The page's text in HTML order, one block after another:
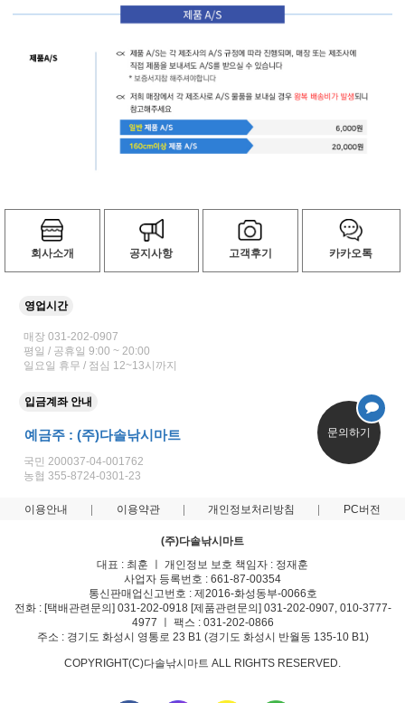
회사소개 공지사항 고객후기 카카오톡
영업시간
매장 031-202-0907
평일 / 공휴일 9:00 ~ 20:00
일요일 휴무 / 점심 12~13시까지
입금계좌 안내
예금주 : (주)다솔낚시마트
국민 200037-04-001762
농협 355-8724-0301-23
문의하기
이용안내 이용약관 개인정보처리방침 PC버전
(주)다솔낚시마트
대표 : 최훈 ㅣ 개인정보 보호 책임자 : 정재훈
사업자 등록번호 : 661-87-00354
통신판매업신고번호 : 제2016-화성동부-0066호
전화 : [택배관련문의] 031-202-0918 [제품관련문의] 031-202-0907, 010-3777-
4977 ㅣ 팩스 : 031-202-0866
주소 : 경기도 화성시 영통로 23 B1 (경기도 화성시 반월동 135-10 B1)
COPYRIGHT(C)다솔낚시마트 ALL RIGHTS RESERVED.